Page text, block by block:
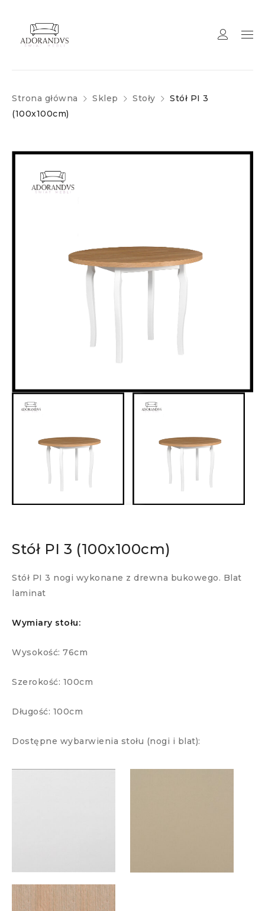
Strona główna Sklep Stoły
Stół PI 3
(100x100cm)
Stół PI 3 (100x100cm)
Stół PI 3 nogi wykonane z drewna bukowego. Blat
laminat
Wymiary stołu:
Wysokość: 76cm
Szerokość: 100cm
Długość: 100cm
Dostępne wybarwienia stołu (nogi i blat):